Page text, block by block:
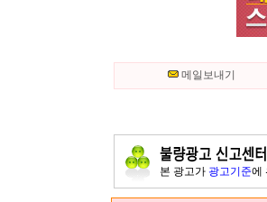
메일보내기
본 광고가 광고기준에